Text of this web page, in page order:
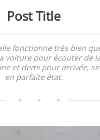
Post Title
fonctionne très bien
voiture pour écouter de
et demi pour arrivée,
en parfaite état.